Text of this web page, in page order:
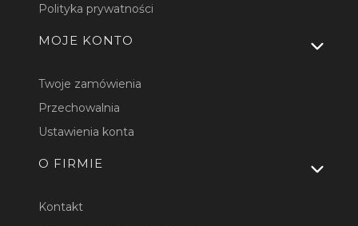
Polityka prywatności
MOJE KONTO
Twoje zamówienia
Przechowalnia
Ustawienia konta
O FIRMIE
Kontakt